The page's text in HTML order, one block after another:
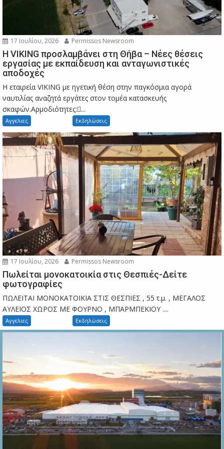
17 Ιουλίου, 2026 Permissos Newsroom
Η VIKING προσλαμβάνει στη Θήβα – Νέες θέσεις
εργασίας με εκπαίδευση και ανταγωνιστικές
αποδοχές
Η εταιρεία VIKING με ηγετική θέση στην παγκόσμια αγορά
ναυτιλίας αναζητά εργάτες στον τομέα κατασκευής
σκαφών.Αρμοδιότητες:...
Αγγελιες Εκδηλώσεις
17 Ιουλίου, 2026 Permissos Newsroom
Πωλείται μονοκατοικία στις Θεσπιές-Δείτε
φωτογραφίες
ΠΩΛΕΙΤΑΙ ΜΟΝΟΚΑΤΟΙΚΙΑ ΣΤΙΣ ΘΕΣΠΙΕΣ , 55 τ.μ. , ΜΕΓΑΛΟΣ
ΑΥΛΕΙΟΣ ΧΩΡΟΣ ΜΕ ΦΟΥΡΝΟ , ΜΠΑΡΜΠΕΚΙΟΥ ....
Αγγελιες Εκδηλώσεις